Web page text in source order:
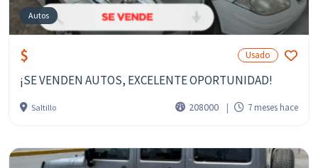
Autos
$ Usado
¡SE VENDEN AUTOS, EXCELENTE OPORTUNIDAD!
Saltillo 208000 7 meses hace